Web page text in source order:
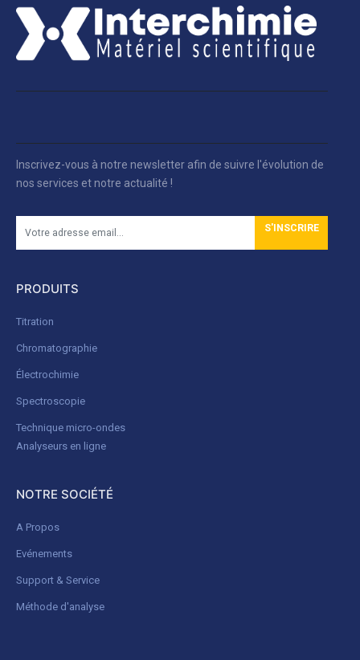
Inscrivez-vous à notre newsletter afin de suivre l'évolution de
nos services et notre actualité !
S'INSCRIRE
PRODUITS
Titration
Chromatographie
Électrochimie
Spectroscopie
Technique micro-ondes
Analyseurs en ligne
NOTRE SOCIÉTÉ
A Propos
Evénements
Support & Service
Méthode d'analyse